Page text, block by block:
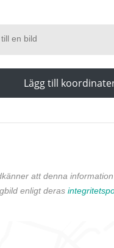
en bild
Lägg till
att denna
enligt deras